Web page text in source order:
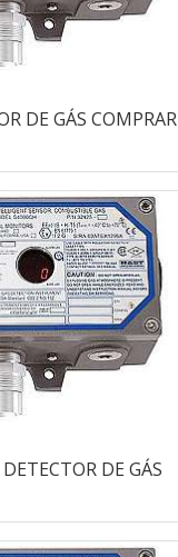
DE GÁS COMPRAR
DE GÁS